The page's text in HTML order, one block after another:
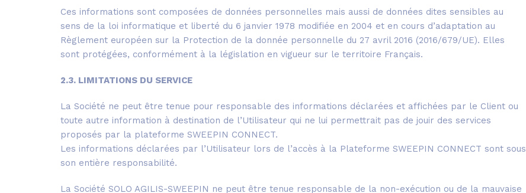
Ces informations sont composées de données personnelles mais aussi de données dites sensibles au
sens de la loi informatique et liberté du 6 janvier 1978 modifiée en 2004 et en cours d’adaptation au
Règlement européen sur la Protection de la donnée personnelle du 27 avril 2016 (2016/679/UE). Elles
sont protégées, conformément à la législation en vigueur sur le territoire Français.
2.3. LIMITATIONS DU SERVICE
La Société ne peut être tenue pour responsable des informations déclarées et affichées par le Client ou
toute autre information à destination de l’Utilisateur qui ne lui permettrait pas de jouir des services
proposés par la plateforme SWEEPIN CONNECT.
Les informations déclarées par l’Utilisateur lors de l’accès à la Plateforme SWEEPIN CONNECT sont sous
son entière responsabilité.
La Société SOLO AGILIS-SWEEPIN ne peut être tenue responsable de la non-exécution ou de la mauvaise